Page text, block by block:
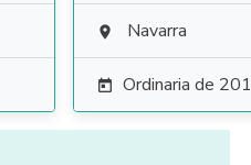
 Navarra
 Ordinaria de